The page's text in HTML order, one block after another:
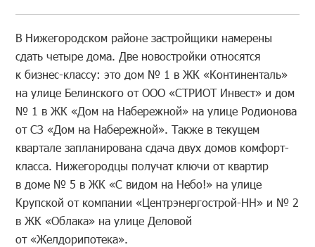
В Нижегородском районе застройщики намерены
сдать четыре дома. Две новостройки относятся
к бизнес-классу: это дом № 1 в ЖК «Континенталь»
на улице Белинского от ООО «СТРИОТ Инвест» и дом
№ 1 в ЖК «Дом на Набережной» на улице Родионова
от СЗ «Дом на Набережной». Также в текущем
квартале запланирована сдача двух домов комфорт-
класса. Нижегородцы получат ключи от квартир
в доме № 5 в ЖК «С видом на Небо!» на улице
Крупской от компании «Центрэнергострой-НН» и № 2
в ЖК «Облака» на улице Деловой
от «Желдорипотека».